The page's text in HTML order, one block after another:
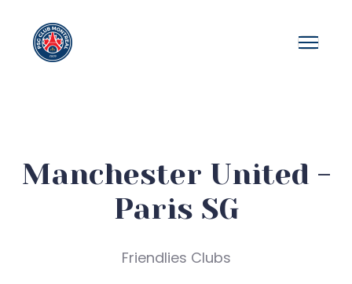
Manchester United -
Paris SG
Friendlies Clubs